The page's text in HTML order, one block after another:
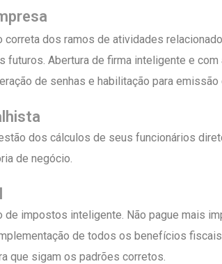
correta dos ramos de atividades
futuros. Abertura de firma inteligente e
de senhas e habilitação para emissão
dos cálculos de seus funcionários
de negócio.
de impostos inteligente. Não pague mais
de todos os benefícios
que sigam os padrões corretos.